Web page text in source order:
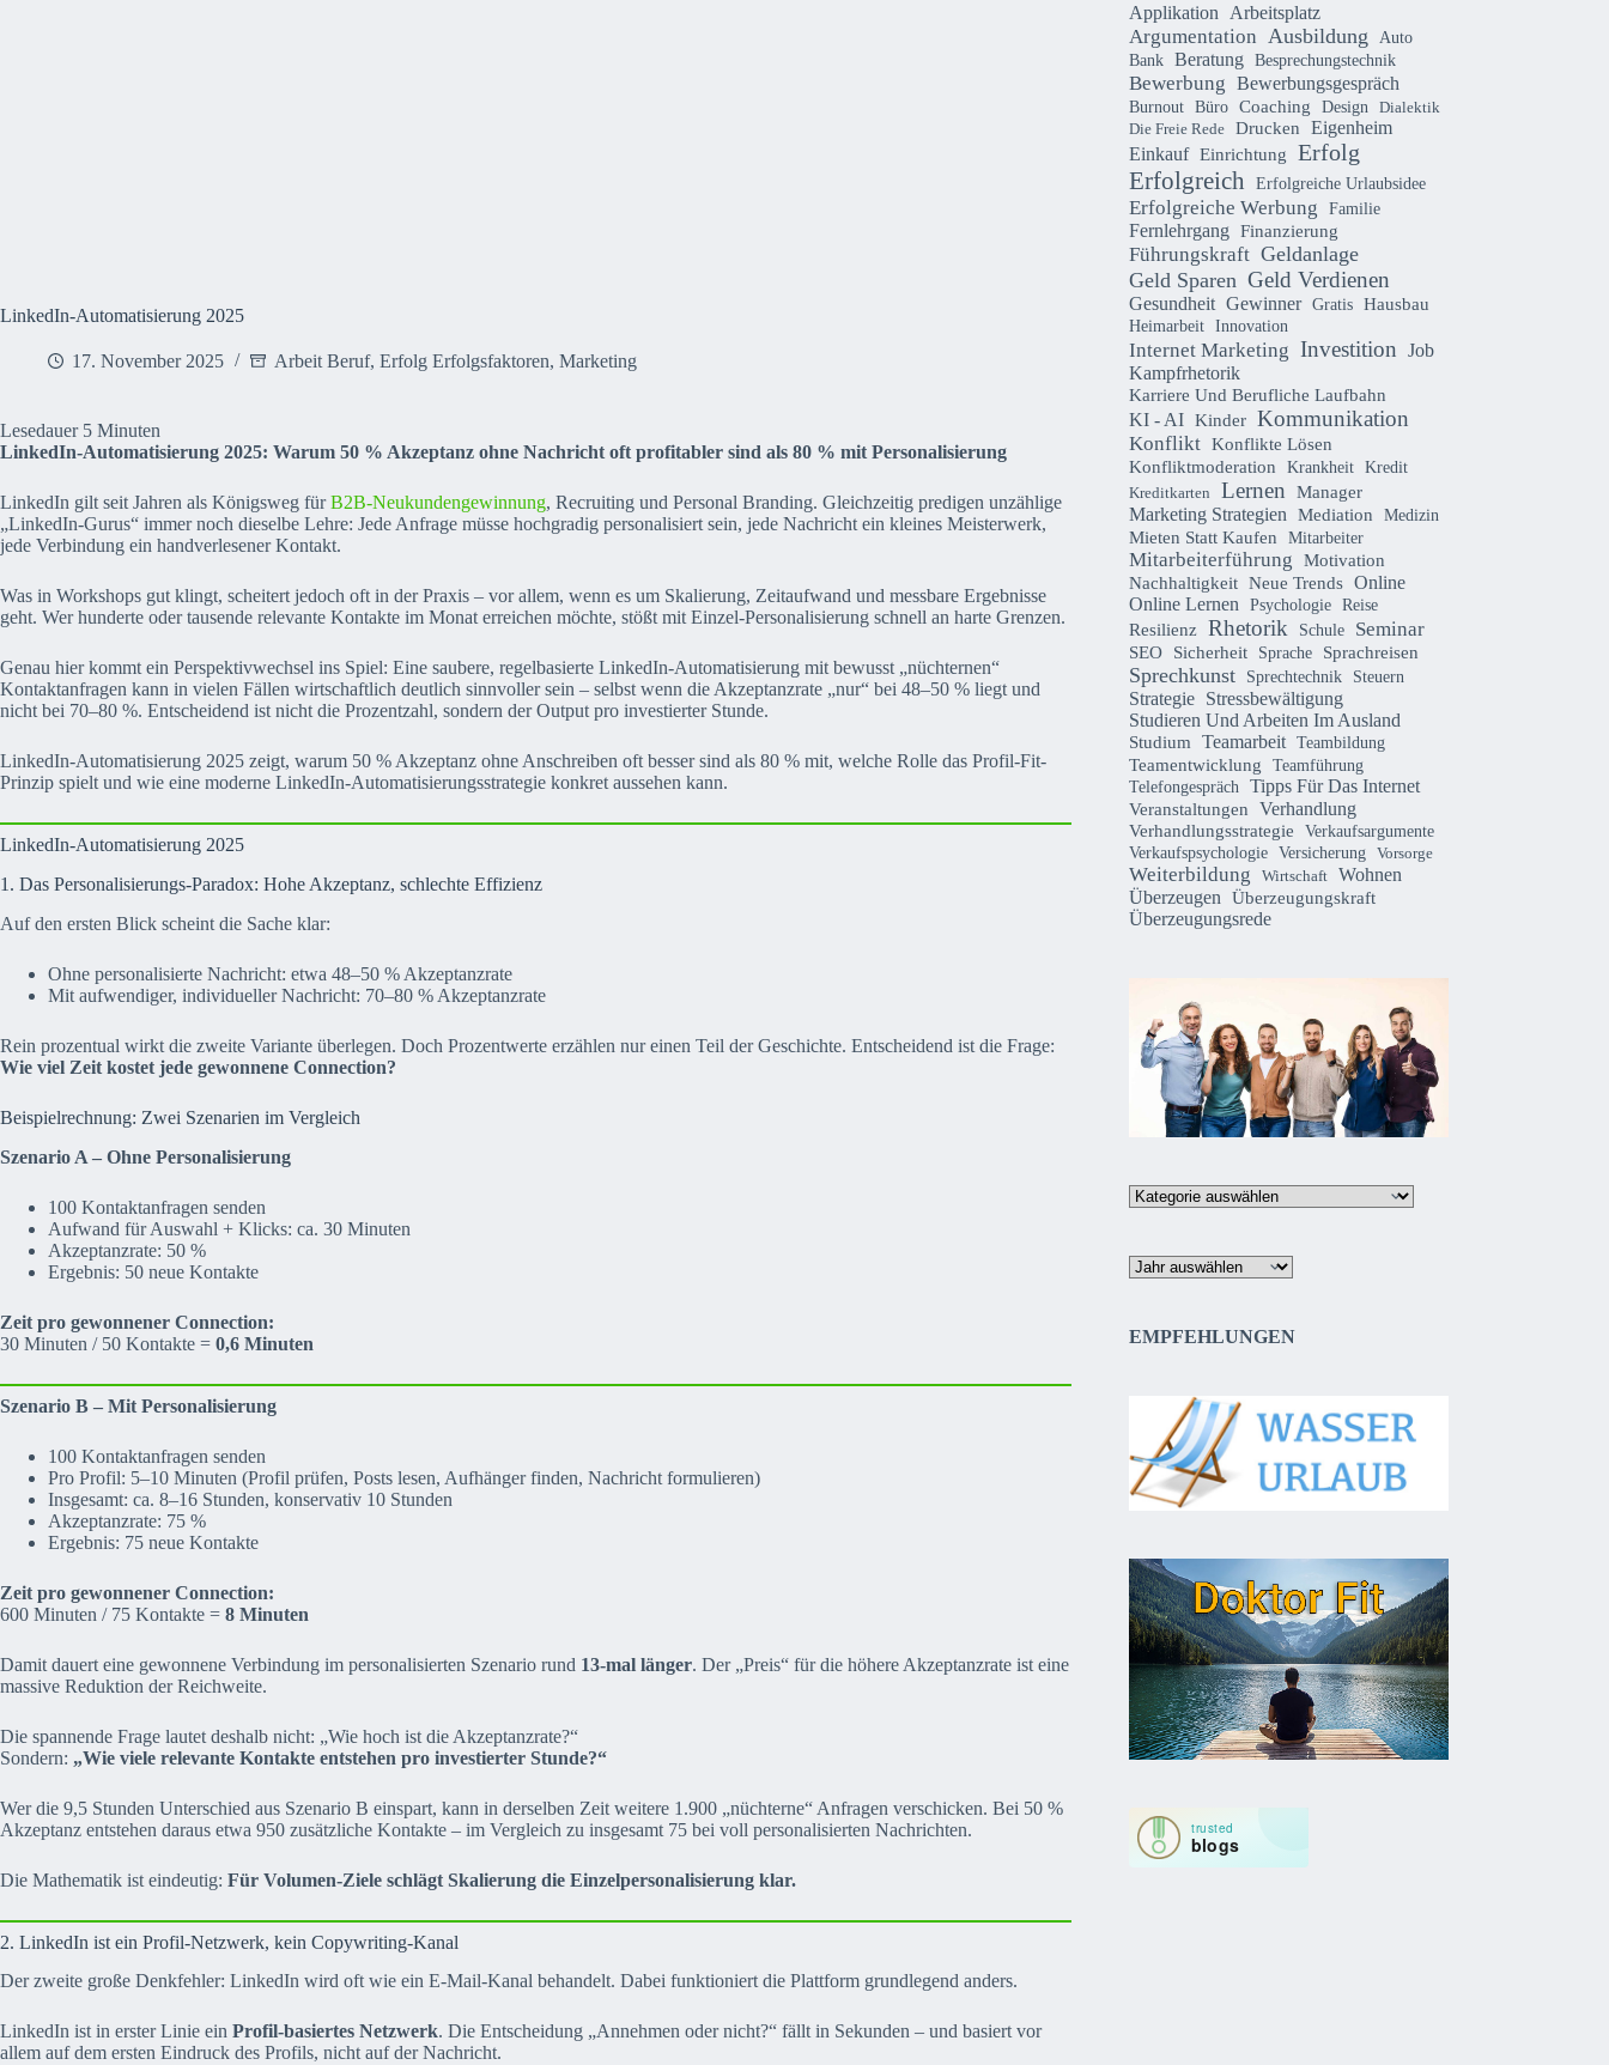
LinkedIn-Automatisierung 2025
17. November 2025 Arbeit Beruf, Erfolg Erfolgsfaktoren, Marketing
Lesedauer 5 Minuten
LinkedIn-Automatisierung 2025: Warum 50 % Akzeptanz ohne Nachricht oft profitabler sind als 80 % mit Personalisierung
LinkedIn gilt seit Jahren als Königsweg fürB2B-Neukundengewinnung, Recruiting und Personal Branding. Gleichzeitig predigen unzählige
„LinkedIn-Gurus“ immer noch dieselbe Lehre: Jede Anfrage müsse hochgradig personalisiert sein, jede Nachricht ein kleines Meisterwerk,
jede Verbindung ein handverlesener Kontakt.
Was in Workshops gut klingt, scheitert jedoch oft in der Praxis – vor allem, wenn es um Skalierung, Zeitaufwand und messbare Ergebnisse
geht. Wer hunderte oder tausende relevante Kontakte im Monat erreichen möchte, stößt mit Einzel-Personalisierung schnell an harte Grenzen.
Genau hier kommt ein Perspektivwechsel ins Spiel: Eine saubere, regelbasierte LinkedIn-Automatisierung mit bewusst „nüchternen“
Kontaktanfragen kann in vielen Fällen wirtschaftlich deutlich sinnvoller sein – selbst wenn die Akzeptanzrate „nur“ bei 48–50 % liegt und
nicht bei 70–80 %. Entscheidend ist nicht die Prozentzahl, sondern der Output pro investierter Stunde.
LinkedIn-Automatisierung 2025 zeigt, warum 50 % Akzeptanz ohne Anschreiben oft besser sind als 80 % mit, welche Rolle das Profil-Fit-
Prinzip spielt und wie eine moderne LinkedIn-Automatisierungsstrategie konkret aussehen kann.
LinkedIn-Automatisierung 2025
1. Das Personalisierungs-Paradox: Hohe Akzeptanz, schlechte Effizienz
Auf den ersten Blick scheint die Sache klar:
Ohne personalisierte Nachricht: etwa 48–50 % Akzeptanzrate
Mit aufwendiger, individueller Nachricht: 70–80 % Akzeptanzrate
Rein prozentual wirkt die zweite Variante überlegen. Doch Prozentwerte erzählen nur einen Teil der Geschichte. Entscheidend ist die Frage:
Wie viel Zeit kostet jede gewonnene Connection?
Beispielrechnung: Zwei Szenarien im Vergleich
Szenario A – Ohne Personalisierung
100 Kontaktanfragen senden
Aufwand für Auswahl + Klicks: ca. 30 Minuten
Akzeptanzrate: 50 %
Ergebnis: 50 neue Kontakte
Zeit pro gewonnener Connection:
30 Minuten / 50 Kontakte = 0,6 Minuten
Szenario B – Mit Personalisierung
100 Kontaktanfragen senden
Pro Profil: 5–10 Minuten (Profil prüfen, Posts lesen, Aufhänger finden, Nachricht formulieren)
Insgesamt: ca. 8–16 Stunden, konservativ 10 Stunden
Akzeptanzrate: 75 %
Ergebnis: 75 neue Kontakte
Zeit pro gewonnener Connection:
600 Minuten / 75 Kontakte = 8 Minuten
Damit dauert eine gewonnene Verbindung im personalisierten Szenario rund 13-mal länger. Der „Preis“ für die höhere Akzeptanzrate ist eine
massive Reduktion der Reichweite.
Die spannende Frage lautet deshalb nicht: „Wie hoch ist die Akzeptanzrate?“
Sondern: „Wie viele relevante Kontakte entstehen pro investierter Stunde?“
Wer die 9,5 Stunden Unterschied aus Szenario B einspart, kann in derselben Zeit weitere 1.900 „nüchterne“ Anfragen verschicken. Bei 50 %
Akzeptanz entstehen daraus etwa 950 zusätzliche Kontakte – im Vergleich zu insgesamt 75 bei voll personalisierten Nachrichten.
Die Mathematik ist eindeutig: Für Volumen-Ziele schlägt Skalierung die Einzelpersonalisierung klar.
2. LinkedIn ist ein Profil-Netzwerk, kein Copywriting-Kanal
Der zweite große Denkfehler: LinkedIn wird oft wie ein E-Mail-Kanal behandelt. Dabei funktioniert die Plattform grundlegend anders.
LinkedIn ist in erster Linie ein Profil-basiertes Netzwerk. Die Entscheidung „Annehmen oder nicht?“ fällt in Sekunden – und basiert vor
allem auf dem ersten Eindruck des Profils, nicht auf der Nachricht.
Applikation Arbeitsplatz
Argumentation Ausbildung Auto
Bank Beratung Besprechungstechnik
Bewerbung Bewerbungsgespräch
Burnout Büro Coaching Design
Dialektik
Die Freie Rede
Drucken
Eigenheim
Einkauf Einrichtung Erfolg
Erfolgreich Erfolgreiche Urlaubsidee
Erfolgreiche Werbung Familie
Fernlehrgang Finanzierung
Führungskraft Geldanlage
Geld Sparen Geld Verdienen
Gesundheit Gewinner Gratis Hausbau
Heimarbeit Innovation
Internet Marketing Investition Job
Kampfrhetorik
Karriere Und Berufliche Laufbahn
KI - AI Kinder Kommunikation
Konflikt Konflikte Lösen
Konfliktmoderation
Krankheit
Kredit
Kreditkarten
Lernen Manager
Marketing Strategien Mediation
Medizin
Mieten Statt Kaufen
Mitarbeiter
Mitarbeiterführung
Motivation
Nachhaltigkeit Neue Trends Online
Online Lernen
Psychologie Reise
Resilienz Rhetorik Schule Seminar
SEO Sicherheit Sprache Sprachreisen
Sprechkunst Sprechtechnik Steuern
Strategie Stressbewältigung
Studieren Und Arbeiten Im Ausland
Studium Teamarbeit Teambildung
Teamentwicklung Teamführung
Telefongespräch Tipps Für Das Internet
Veranstaltungen Verhandlung
Verhandlungsstrategie
Verkaufsargumente
Verkaufspsychologie Versicherung Vorsorge
Weiterbildung Wirtschaft Wohnen
Überzeugen Überzeugungskraft
Überzeugungsrede
Kategorien
Archiv
EMPFEHLUNGEN